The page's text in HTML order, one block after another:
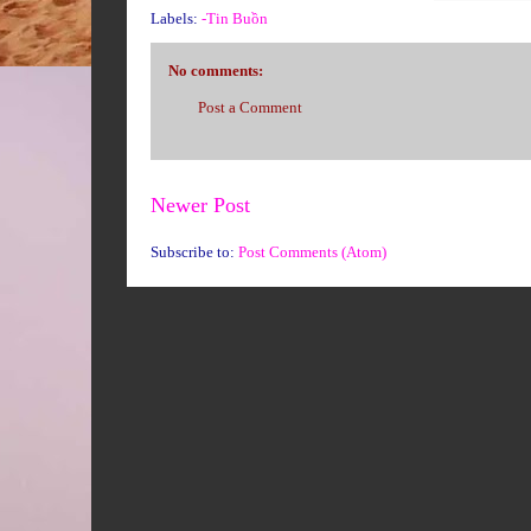
Labels: -Tin Buồn
No comments:
Post a Comment
Newer Post
Subscribe to: Post Comments (Atom)